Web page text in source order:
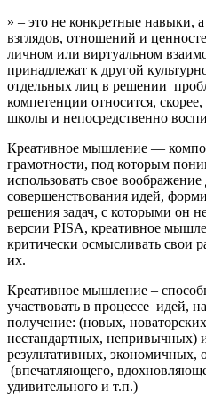
» – это не конкретные навыки,
взглядов, отношений и
личном или виртуальном
принадлежат к другой
отдельных лиц в решении
компетенции относится,
школы и непосредственно
Креативное мышление —
грамотности, под которым
использовать свое
совершенствования идей,
решения задач, с которыми он
версии PISA, креативное
критически осмысливать свои
их.
Креативное мышление –
участвовать в процессе идей,
получение: (новых,
нестандартных, непривычных)
результативных, экономичных,
(впечатляющего,
удивительного и т.п.)